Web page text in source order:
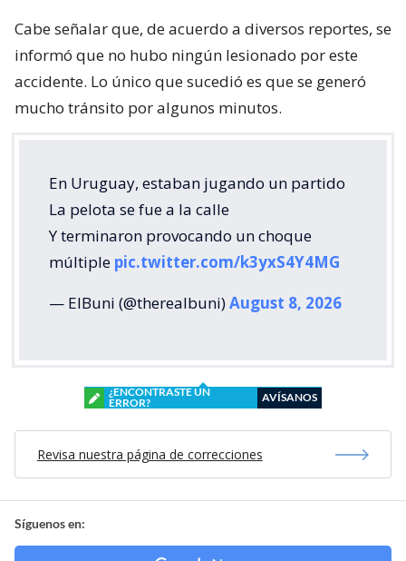
Cabe señalar que, de acuerdo a diversos reportes, se
informó que no hubo ningún lesionado por este
accidente. Lo único que sucedió es que se generó
mucho tránsito por algunos minutos.
En Uruguay, estaban jugando un partido
La pelota se fue a la calle
Y terminaron provocando un choque
múltiple pic.twitter.com/k3yxS4Y4MG
— ElBuni (@therealbuni)August 8, 2026
¿ENCONTRASTE UN
ERROR?
AVÍSANOS
Revisa nuestra página de correcciones
Síguenos en: